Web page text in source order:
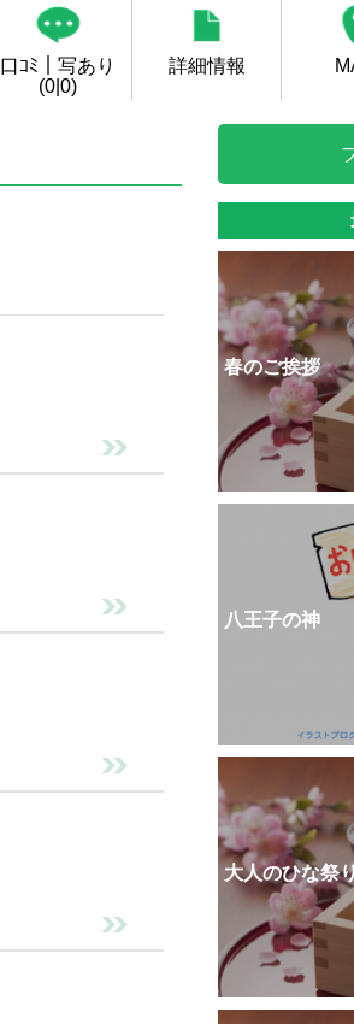
口ｺﾐ｜写あり
(0|0)
詳細情報
春のご挨拶
八王子の神
大人のひな祭